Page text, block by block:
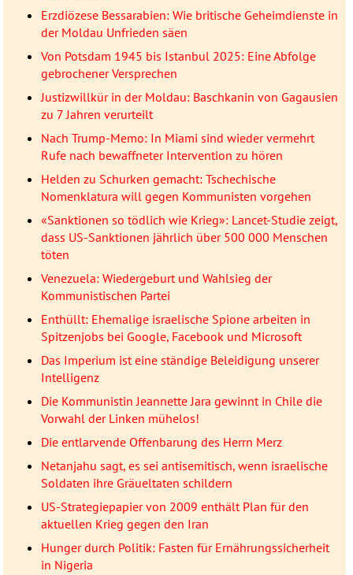
Erzdiözese Bessarabien: Wie britische Geheimdienste in
der Moldau Unfrieden säen
Von Potsdam 1945 bis Istanbul 2025: Eine Abfolge
gebrochener Versprechen
Justizwillkür in der Moldau: Baschkanin von Gagausien
zu 7 Jahren verurteilt
Nach Trump-Memo: In Miami sind wieder vermehrt
Rufe nach bewaffneter Intervention zu hören
Helden zu Schurken gemacht: Tschechische
Nomenklatura will gegen Kommunisten vorgehen
«Sanktionen so tödlich wie Krieg»: Lancet-Studie zeigt,
dass US-Sanktionen jährlich über 500 000 Menschen
töten
Venezuela: Wiedergeburt und Wahlsieg der
Kommunistischen Partei
Enthüllt: Ehemalige israelische Spione arbeiten in
Spitzenjobs bei Google, Facebook und Microsoft
Das Imperium ist eine ständige Beleidigung unserer
Intelligenz
Die Kommunistin Jeannette Jara gewinnt in Chile die
Vorwahl der Linken mühelos!
Die entlarvende Offenbarung des Herrn Merz
Netanjahu sagt, es sei antisemitisch, wenn israelische
Soldaten ihre Gräueltaten schildern
US-Strategiepapier von 2009 enthält Plan für den
aktuellen Krieg gegen den Iran
Hunger durch Politik: Fasten für Ernährungssicherheit
in Nigeria